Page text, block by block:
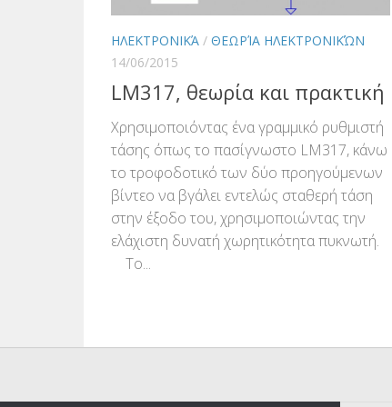
ΗΛΕΚΤΡΟΝΙΚΆ / ΘΕΩΡΊΑ ΗΛΕΚΤΡΟΝΙΚΏΝ
14/06/2015
LM317, θεωρία και πρακτική
Χρησιμοποιόντας ένα γραμμικό ρυθμιστή
τάσης όπως το πασίγνωστο LM317, κάνω
το τροφοδοτικό των δύο προηγούμενων
βίντεο να βγάλει εντελώς σταθερή τάση
στην έξοδο του, χρησιμοποιώντας την
ελάχιστη δυνατή χωρητικότητα πυκνωτή.
Το...